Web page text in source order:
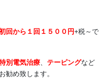
回から１回１５００円+税～で
別電気治療 テーピングなど
勧め致します。